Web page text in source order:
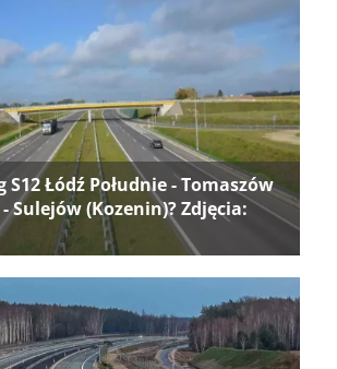
S12 Łódź Południe - Tomaszów
Sulejów (Kozenin)? Zdjęcia: